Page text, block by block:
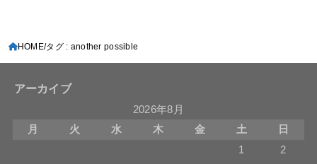
HOME タグ : another possible
アーカイブ
2026年8月
月
火 水 木 金 土
日
1
2